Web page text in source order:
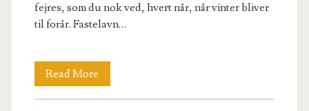
fejres, som du nok ved, hvert når, når vinter bliver
til forår. Fastelavn…
Read More
til